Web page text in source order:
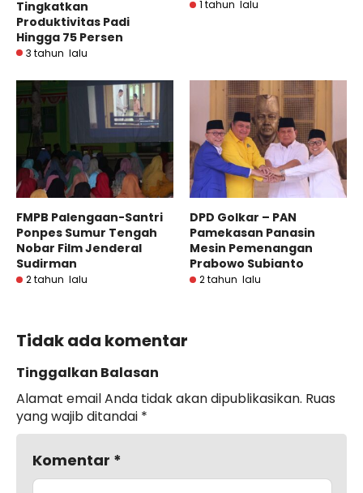
Tingkatkan
Produktivitas Padi
Hingga 75 Persen
3 tahun lalu
1 tahun lalu
FMPB Palengaan-Santri
Ponpes Sumur Tengah
Nobar Film Jenderal
Sudirman
2 tahun lalu
DPD Golkar – PAN
Pamekasan Panasin
Mesin Pemenangan
Prabowo Subianto
2 tahun lalu
Tidak ada komentar
Tinggalkan Balasan
Alamat email Anda tidak akan dipublikasikan. Ruas
yang wajib ditandai *
Komentar *